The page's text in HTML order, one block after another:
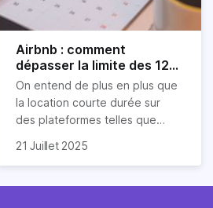
Airbnb : comment
dépasser la limite des 120
jours ?
On entend de plus en plus que
la location courte durée sur
des plateformes telles que
cou aux idées reçues sur
bien entendu) pour louer sur
21 Juillet 2025